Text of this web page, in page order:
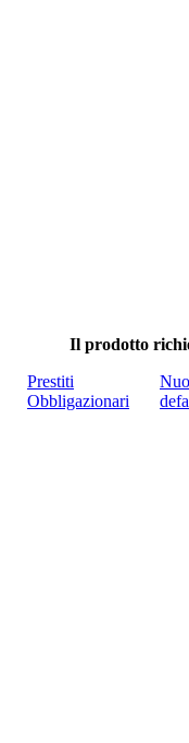
Il prodotto
Prestiti
Obbligazionari